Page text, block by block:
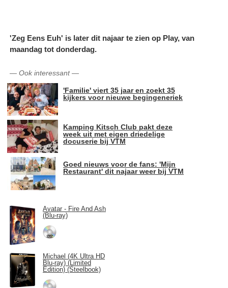
'Zeg Eens Euh' is later dit najaar te zien op Play, van
maandag tot donderdag.
— Ook interessant—
'Familie' viert 35 jaar en zoekt 35
kijkers voor nieuwe begingeneriek
Kamping Kitsch Club pakt deze
week uit met eigen driedelige
docuserie bij VTM
Goed nieuws voor de fans: 'Mijn
Restaurant' dit najaar weer bij VTM
Avatar - Fire And Ash
(Blu-ray)
Michael (4K Ultra HD
Blu-ray) (Limited
Edition) (Steelbook)